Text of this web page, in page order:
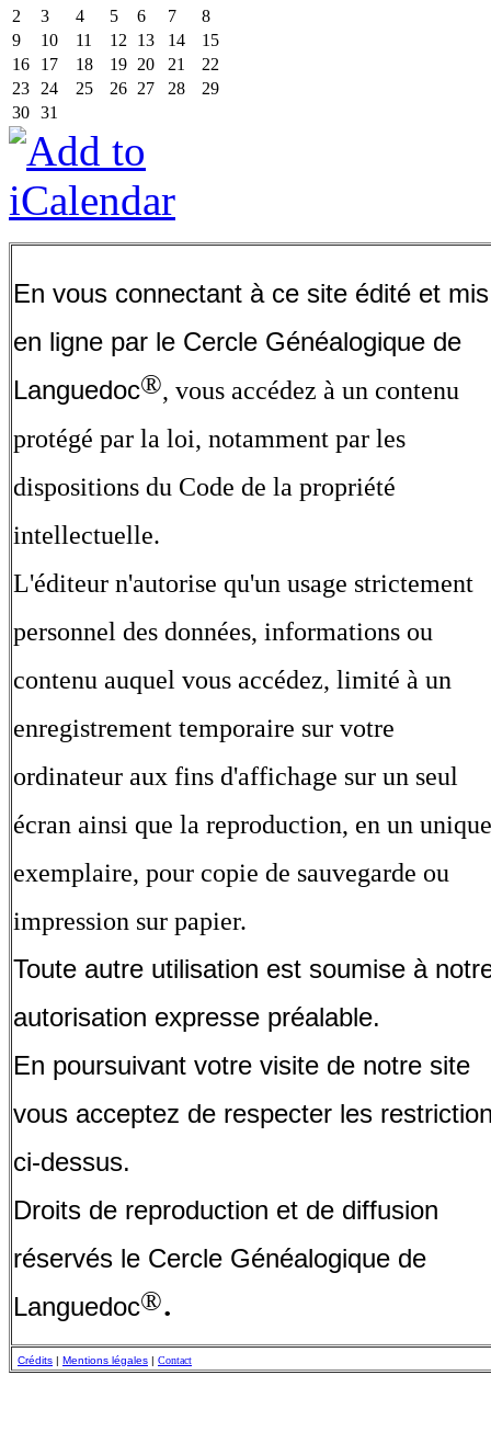
2
3 4 5 6 7
8
9
10 11 12 13 14
15
16
17 18 19 20 21
22
23 24 25 26 27 28
29
30 31
En vous connectant à ce site édité et mis
en ligne par le Cercle Généalogique de
Languedoc®, vous accédez à un contenu
protégé par la loi, notamment par les
dispositions du Code de la propriété
intellectuelle.
L'éditeur n'autorise qu'un usage strictement
personnel des données, informations ou
contenu auquel vous accédez, limité à un
enregistrement temporaire sur votre
ordinateur aux fins d'affichage sur un seul
écran ainsi que la reproduction, en un unique
exemplaire, pour copie de sauvegarde ou
impression sur papier.
Toute autre utilisation est soumise à
autorisation expresse préalable.
En poursuivant votre visite de notre site
vous acceptez de respecter les
ci-dessus.
Droits de reproduction et de diffusion
réservés le Cercle Généalogique de
Languedoc®.
Crédits Mentions légales Contact